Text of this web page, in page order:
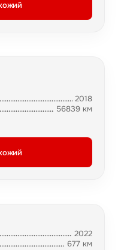
2018
56839 км
2022
677 км